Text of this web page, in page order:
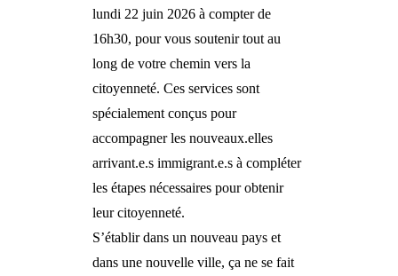
lundi 22 juin 2026 à compter de
16h30, pour vous soutenir tout au
long de votre chemin vers la
citoyenneté. Ces services sont
spécialement conçus pour
accompagner les nouveaux.elles
arrivant.e.s immigrant.e.s à compléter
les étapes nécessaires pour obtenir
leur citoyenneté.
S’établir dans un nouveau pays et
dans une nouvelle ville, ça ne se fait